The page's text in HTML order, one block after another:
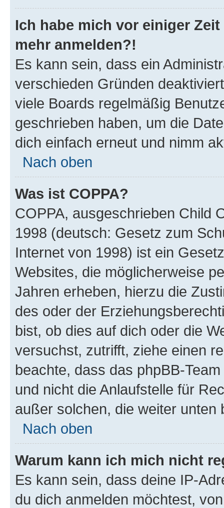
Ich habe mich vor einiger
mehr anmelden?!
Es kann sein, dass ein
verschieden Gründen
viele Boards regelmäßig
geschrieben haben, um die
dich einfach erneut und nimm
Nach oben
Was ist COPPA?
COPPA, ausgeschrieben Child
1998 (deutsch: Gesetz zum
Internet von 1998) ist ein
Websites, die möglicherweise
Jahren erheben, hierzu die
des oder der
bist, ob dies auf dich oder die
versuchst, zutrifft, ziehe einen
beachte, dass das phpBB-
und nicht die Anlaufstelle für
außer solchen, die weiter unten
Nach oben
Warum kann ich mich nicht
Es kann sein, dass deine IP-
du dich anmelden möchtest,